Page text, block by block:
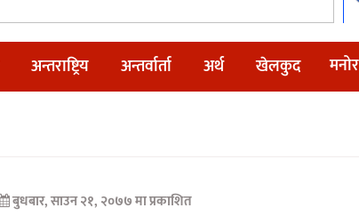
अन्तराष्ट्रिय अन्तर्वार्ता अर्थ खेलकुद
बुधबार, साउन २१, २०७७ मा प्रकाशित